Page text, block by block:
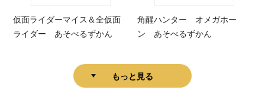
仮面ライダーマイス＆全仮面
ライダー あそべるずかん
角醒ハンター オメガホー
ン あそべるずかん
もっと見る